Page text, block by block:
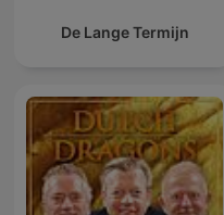
De Lange Termijn